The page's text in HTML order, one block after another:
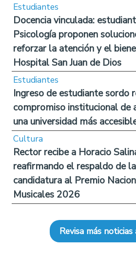
Estudiantes
Docencia vinculada:
Psicología proponen
reforzar la atención y el
Hospital San Juan de Dios
Estudiantes
Ingreso de estudiante sordo
compromiso institucional de
una universidad más
Cultura
Rector recibe a Horacio
reafirmando el respaldo de
candidatura al Premio
Musicales 2026
Revisa más noticias